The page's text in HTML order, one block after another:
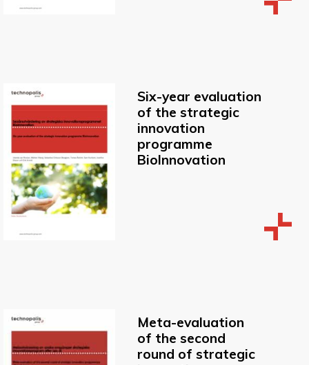
Six-year evaluation
of the strategic
innovation
programme
BioInnovation
Meta-evaluation
of the second
round of strategic